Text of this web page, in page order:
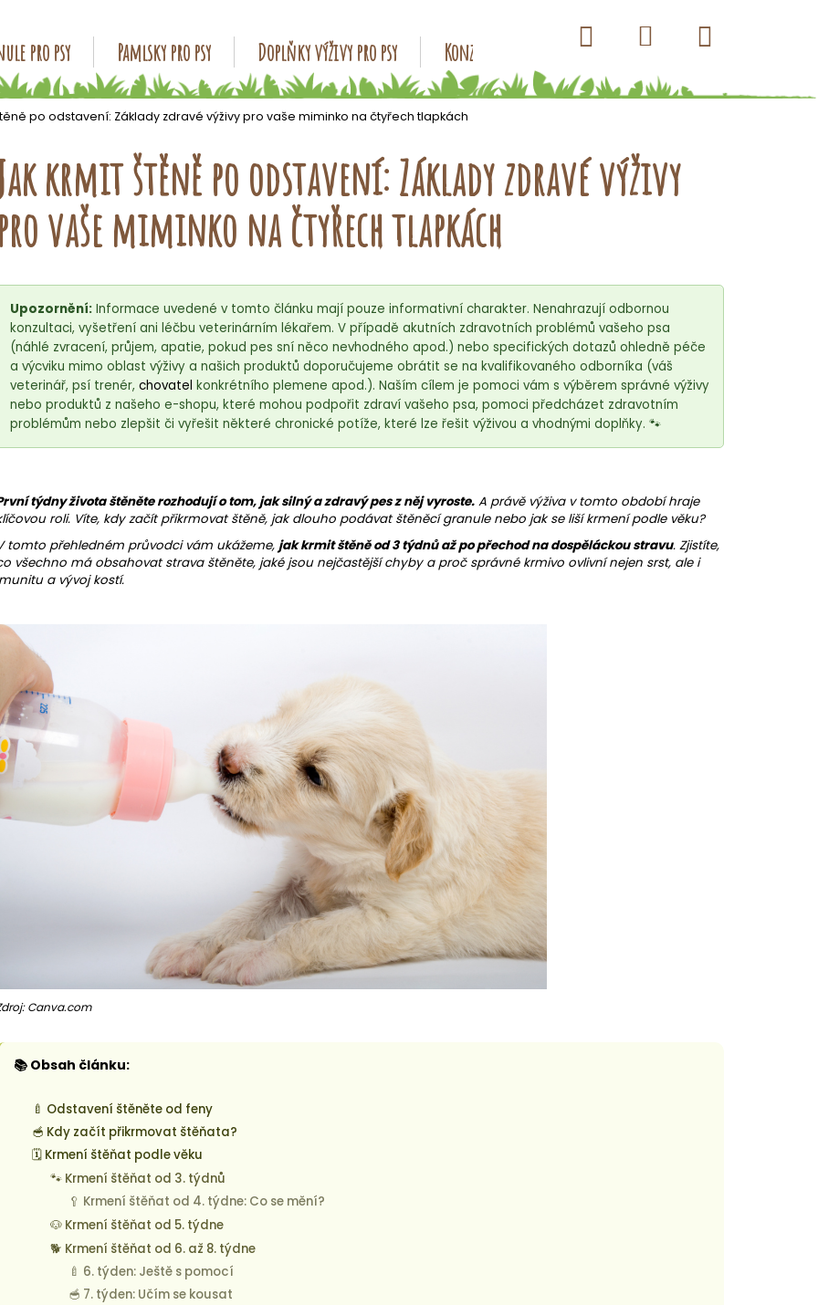
pro psy Pamlsky pro psy Doplňky výživy pro psy Konzervy pro psy Kapsičky pro psy
Hledat Přihlášení
košík
po odstavení: Základy zdravé výživy pro vaše miminko na čtyřech tlapkách
krmit štěně po odstavení: Základy zdravé výživy
vaše miminko na čtyřech tlapkách
Upozornění: Informace uvedené v tomto článku mají pouze informativní charakter. Nenahrazují odbornou
konzultaci, vyšetření ani léčbu veterinárním lékařem. V případě akutních zdravotních problémů vašeho psa
(náhlé zvracení, průjem, apatie, pokud pes sní něco nevhodného apod.) nebo specifických dotazů ohledně péče
a výcviku mimo oblast výživy a našich produktů doporučujeme obrátit se na kvalifikovaného odborníka (váš
veterinář, psí trenér, chovatel konkrétního plemene apod.). Naším cílem je pomoci vám s výběrem správné výživy
nebo produktů z našeho e-shopu, které mohou podpořit zdraví vašeho psa, pomoci předcházet zdravotním
problémům nebo zlepšit či vyřešit některé chronické potíže, které lze řešit výživou a vhodnými doplňky. 🐾
týdny života štěněte rozhodují o tom, jak silný a zdravý pes z něj vyroste. A právě výživa v tomto období hraje
roli. Víte, kdy začít přikrmovat štěně, jak dlouho podávat štěněcí granule nebo jak se liší krmení podle věku?
tomto přehledném průvodci vám ukážeme, jak krmit štěně od 3 týdnů až po přechod na dospěláckou stravu. Zjistíte,
všechno má obsahovat strava štěněte, jaké jsou nejčastější chyby a proč správné krmivo ovlivní nejen srst, ale i
a vývoj kostí.
Canva.com
📚 Obsah článku:
🍼 Odstavení štěněte od feny
🥣 Kdy začít přikrmovat štěňata?
🗓️ Krmení štěňat podle věku
🐾 Krmení štěňat od 3. týdnů
🥄 Krmení štěňat od 4. týdne: Co se mění?
🐶 Krmení štěňat od 5. týdne
🐕 Krmení štěňat od 6. až 8. týdne
🍼 6. týden: Ještě s pomocí
🥣 7. týden: Učím se kousat
Co potřebujete najít?
HLEDAT
Doporučujeme